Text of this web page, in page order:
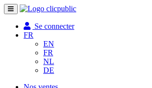
Toggle
navigation
Se connecter
FR
EN
FR
NL
DE